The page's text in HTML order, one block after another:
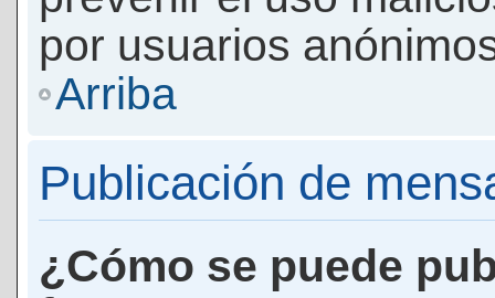
por usuarios
Arriba
Publicación de
¿Cómo se puede